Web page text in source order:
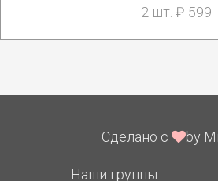
2 шт. ₽ 599
Сделано с by
Наши группы: